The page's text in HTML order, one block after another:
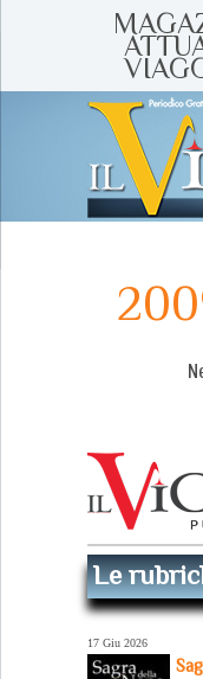
Le
17 Giu 2026